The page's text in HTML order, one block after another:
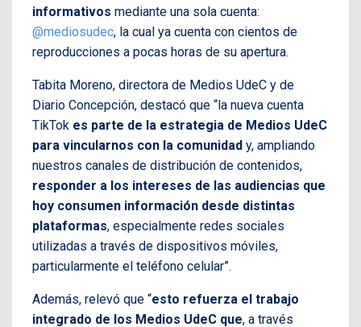
informativos mediante una sola cuenta:
@mediosudec, la cual ya cuenta con cientos de
reproducciones a pocas horas de su apertura.
Tabita Moreno, directora de Medios UdeC y de
Diario Concepción, destacó que “la nueva cuenta
TikTok es parte de la estrategia de Medios UdeC
para vincularnos con la comunidad y, ampliando
nuestros canales de distribución de contenidos,
responder a los intereses de las audiencias que
hoy consumen información desde distintas
plataformas, especialmente redes sociales
utilizadas a través de dispositivos móviles,
particularmente el teléfono celular”.
Además, relevó que “esto refuerza el trabajo
integrado de los Medios UdeC que, a través